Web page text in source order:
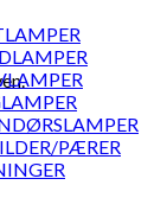
PÆRER